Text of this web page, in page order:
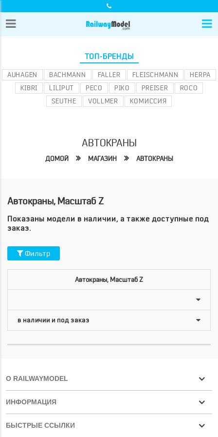
ТОП-БРЕНДЫ
AUHAGEN BACHMANN FALLER FLEISCHMANN
HERPA
KIBRI
LILIPUT PECO PIKO PREISER
ROCO
SEUTHE
VOLLMER КОМИССИЯ
АВТОКРАНЫ
ДОМОЙ МАГАЗИН АВТОКРАНЫ
Автокраны, Масштаб Z
Показаны модели в наличии, а также доступные под
заказ.
Фильтр
Автокраны, Масштаб Z
О RAILWAYMODEL
ИНФОРМАЦИЯ
БЫСТРЫЕ ССЫЛКИ